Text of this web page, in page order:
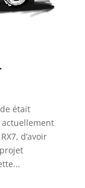
était
d’avoir